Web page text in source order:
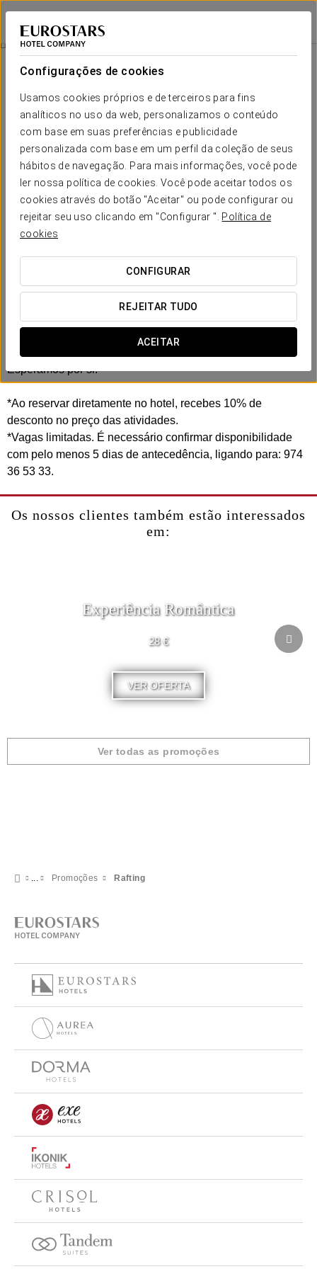
Configurações de cookies
Usamos cookies próprios e de terceiros para fins
analíticos no uso da web, personalizamos o conteúdo
com base em suas preferências e publicidade
personalizada com base em um perfil da coleção de seus
hábitos de navegação. Para mais informações, você pode
ler nossa política de cookies. Você pode aceitar todos os
cookies através do botão "Aceitar" ou pode configurar ou
rejeitar seu uso clicando em "Configurar ". Política de
cookies
CONFIGURAR
REJEITAR TUDO
ACEITAR
Exe Las Margas Golf
HUESCA - LATAS
Rafting
€ 49 per person
Rafting
Embarque numa emocionante aventura de rafting com o
Hotel Exe Las Margas, onde a adrenalina e a natureza se
fundem para lhe proporcionar uma experiência
inesquecível.
Viva a emoção do rafting no Hotel Exe Las Margas.
Esperamos por si!
*Ao reservar diretamente no hotel, recebes 10% de
desconto no preço das atividades.
*Vagas limitadas. É necessário confirmar disponibilidade
com pelo menos 5 dias de antecedência, ligando para: 974
36 53 33.
Os nossos clientes também estão interessados
em:
Experiência Romântica
28 €
VER OFERTA
Ver todas as promoções
Promoções Rafting